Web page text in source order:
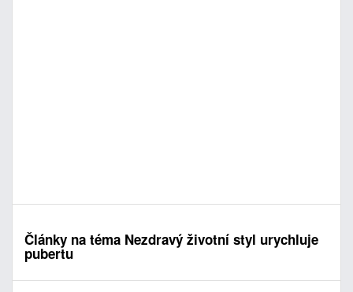
Články na téma Nezdravý životní styl urychluje
pubertu